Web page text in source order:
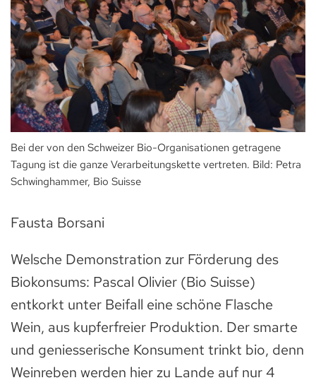
Bei der von den Schweizer Bio-Organisationen getragene
Tagung ist die ganze Verarbeitungskette vertreten. Bild: Petra
Schwinghammer, Bio Suisse
Fausta Borsani
Welsche Demonstration zur Förderung des
Biokonsums: Pascal Olivier (Bio Suisse)
entkorkt unter Beifall eine schöne Flasche
Wein, aus kupferfreier Produktion. Der smarte
und geniesserische Konsument trinkt bio, denn
Weinreben werden hier zu Lande auf nur 4